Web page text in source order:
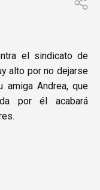
el sindicato de
alto por no dejarse
amiga Andrea, que
por él acabará